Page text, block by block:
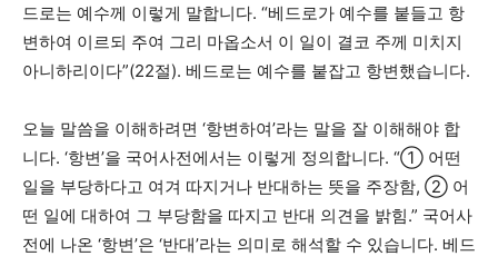
드로는 예수께 이렇게 말합니다. “베드로가 예수를 붙들고 항
변하여 이르되 주여 그리 마옵소서 이 일이 결코 주께 미치지
아니하리이다”(22절). 베드로는 예수를 붙잡고 항변했습니다.
오늘 말씀을 이해하려면 ‘항변하여’라는 말을 잘 이해해야 합
니다. ‘항변’을 국어사전에서는 이렇게 정의합니다. “① 어떤
일을 부당하다고 여겨 따지거나 반대하는 뜻을 주장함, ② 어
떤 일에 대하여 그 부당함을 따지고 반대 의견을 밝힘.” 국어사
전에 나온 ‘항변’은 ‘반대’라는 의미로 해석할 수 있습니다. 베드